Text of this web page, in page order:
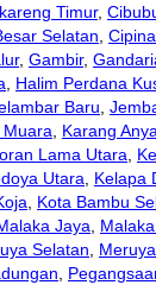
Timur,
Selatan,
, Gambir,
, Halim Perdana
Baru,
Muara, Karang
Lama Utara,
Utara, Kelapa
, Kota Bambu
Jaya,
Selatan,
,